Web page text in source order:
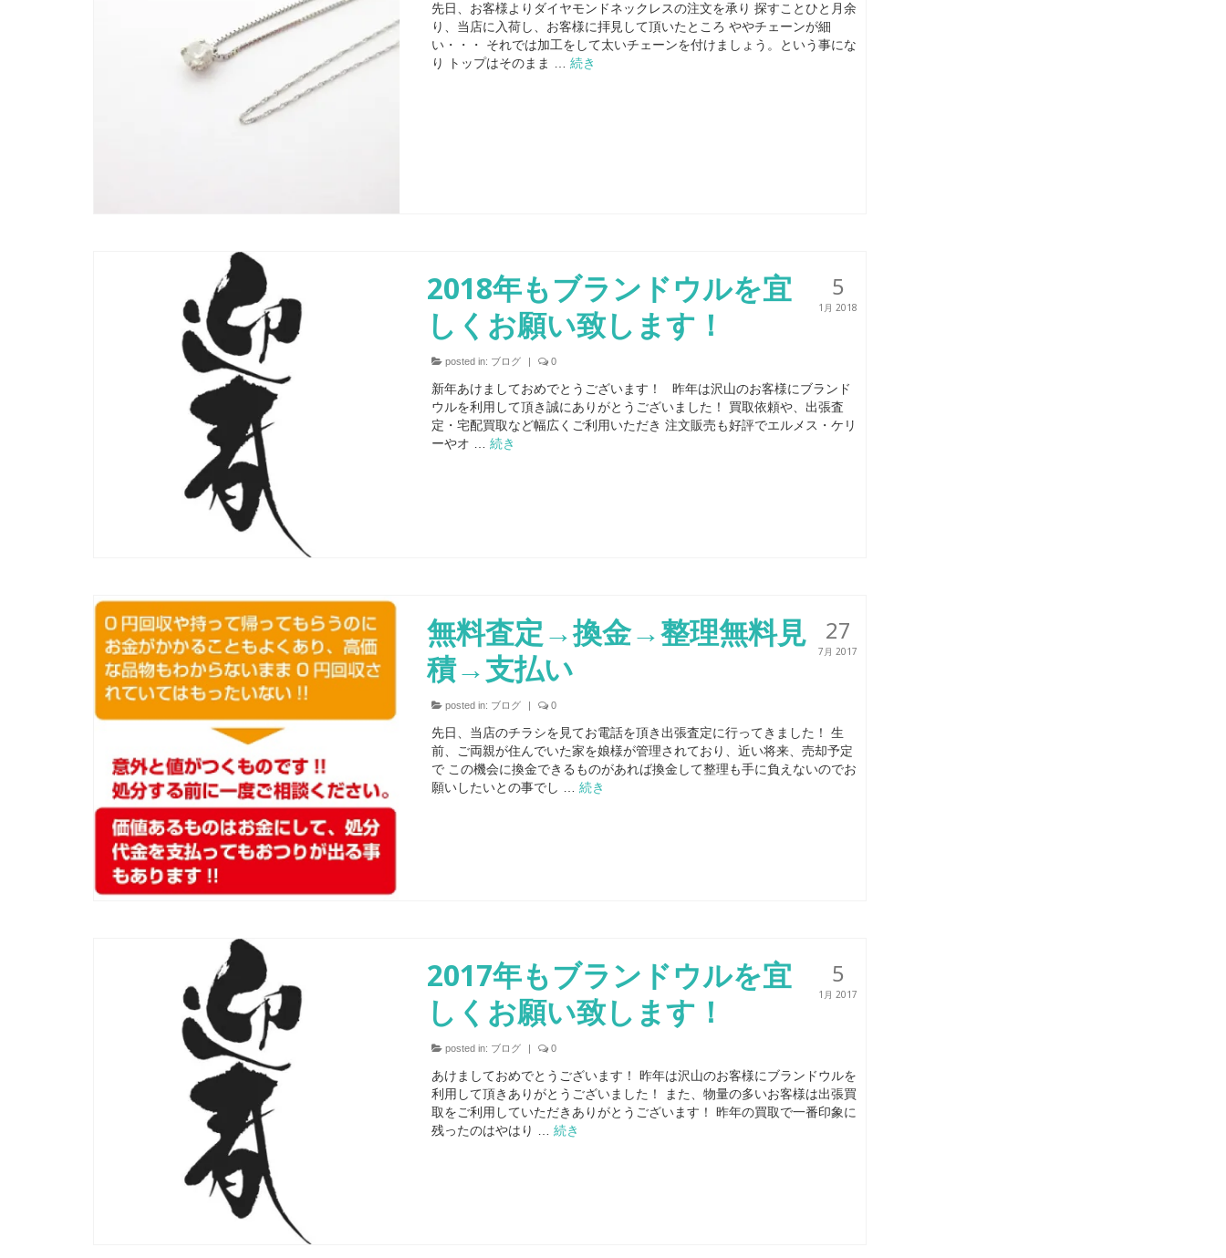
先日、お客様よりダイヤモンドネックレスの注文を承り 探すことひと月余
り、当店に入荷し、お客様に拝見して頂いたところ ややチェーンが細
い・・・ それでは加工をして太いチェーンを付けましょう。という事にな
り トップはそのまま … 続き
5
1月 2018
2018年もブランドウルを宜
しくお願い致します！
posted in: ブログ | 0
新年あけましておめでとうございます！ 昨年は沢山のお客様にブランド
ウルを利用して頂き誠にありがとうございました！ 買取依頼や、出張査
定・宅配買取など幅広くご利用いただき 注文販売も好評でエルメス・ケリ
ーやオ … 続き
27
7月 2017
無料査定→換金→整理無料見
積→支払い
posted in: ブログ | 0
先日、当店のチラシを見てお電話を頂き出張査定に行ってきました！ 生
前、ご両親が住んでいた家を娘様が管理されており、近い将来、売却予定
で この機会に換金できるものがあれば換金して整理も手に負えないのでお
願いしたいとの事でし … 続き
5
1月 2017
2017年もブランドウルを宜
しくお願い致します！
posted in: ブログ 0
あけましておめでとうございます！ 昨年は沢山のお客様にブランドウルを
利用して頂きありがとうございました！ また、物量の多いお客様は出張買
取をご利用していただきありがとうございます！ 昨年の買取で一番印象に
残ったのはやはり … 続き